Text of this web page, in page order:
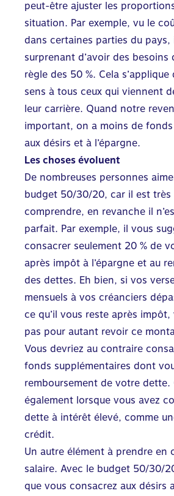
peut-être ajuster les
situation. Par exemple, vu le
dans certaines parties du pays,
surprenant d’avoir des besoins
règle des 50 %. Cela s’applique
sens à tous ceux qui viennent
leur carrière. Quand notre
important, on a moins de
aux désirs et à l’épargne.
Les choses évoluent
De nombreuses personnes
budget 50/30/20, car il est très
comprendre, en revanche il
parfait. Par exemple, il vous
consacrer seulement 20 % de
après impôt à l’épargne et au
des dettes. Eh bien, si vos
mensuels à vos créanciers
ce qu’il vous reste après impôt,
pas pour autant revoir ce
Vous devriez au contraire
fonds supplémentaires dont
remboursement de votre dette.
également lorsque vous avez
dette à intérêt élevé, comme
crédit.
Un autre élément à prendre en
salaire. Avec le budget 50/30/
que vous consacrez aux désirs